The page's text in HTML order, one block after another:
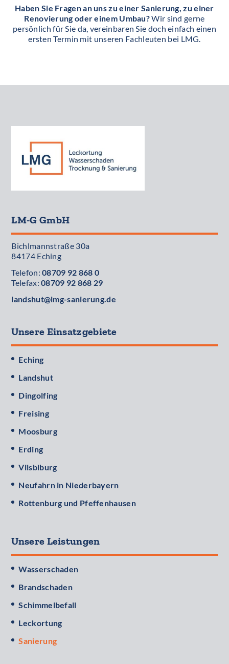
Haben Sie Fragen an uns zu einer Sanierung, zu einer
Renovierung oder einem Umbau?Wir sind gerne
persönlich für Sie da, vereinbaren Sie doch einfach einen
ersten Termin mit unseren Fachleuten bei LMG.
LM-G GmbH
Bichlmannstraße 30a
84174 Eching
Telefon:08709 92 868 0
Telefax:08709 92 868 29
landshut@lmg-sanierung.de
Unsere Einsatzgebiete
Eching
Landshut
Dingolfing
Freising
Moosburg
Erding
Vilsbiburg
Neufahrn in Niederbayern
Rottenburg und Pfeffenhausen
Unsere Leistungen
Wasserschaden
Brandschaden
Schimmelbefall
Leckortung
Sanierung